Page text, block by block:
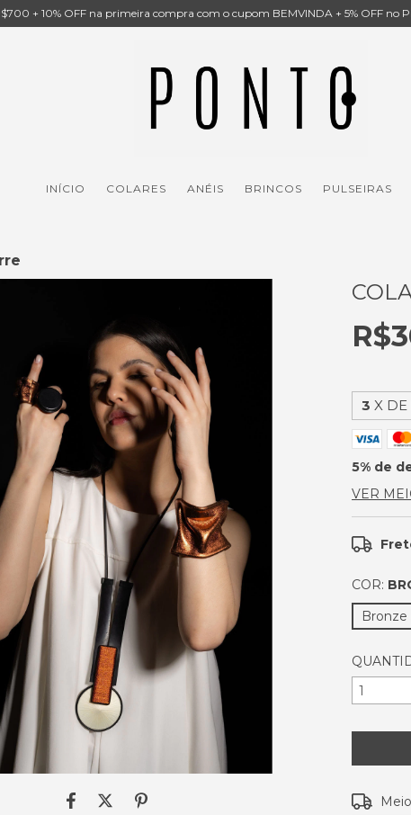
+ 10% OFF na primeira compra com o cupom BEMVINDA + 5% OFF no
INÍCIO COLARES ANÉIS BRINCOS PULSEIRAS
3 X DE
5% de
VER
COR:
Entregas